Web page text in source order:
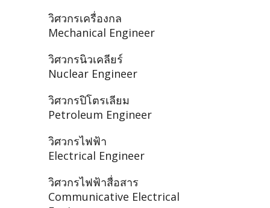
วิศวกรเครื่องกล
Mechanical Engineer
วิศวกรนิวเคลียร์
Nuclear Engineer
วิศวกรปิโตรเลียม
Petroleum Engineer
วิศวกรไฟฟ้า
Electrical Engineer
วิศวกรไฟฟ้าสื่อสาร
Communicative Electrical